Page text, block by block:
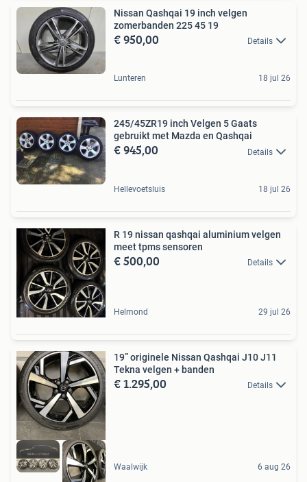
Nissan Qashqai 19 inch velgen
zomerbanden 225 45 19
€ 950,00 Details
Lunteren 18 jul 26
245/45ZR19 inch Velgen 5 Gaats
gebruikt met Mazda en Qashqai
€ 945,00 Details
Hellevoetsluis 18 jul 26
R 19 nissan qashqai aluminium velgen
meet tpms sensoren
€ 500,00 Details
Helmond 29 jul 26
19” originele Nissan Qashqai J10 J11
Tekna velgen + banden
€ 1.295,00 Details
Waalwijk 6 aug 26